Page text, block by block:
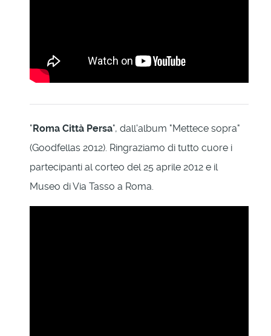
"Roma Città Persa", dall'album "Mettece sopra"
(Goodfellas 2012). Ringraziamo di tutto cuore i
partecipanti al corteo del 25 aprile 2012 e il
Museo di Via Tasso a Roma.